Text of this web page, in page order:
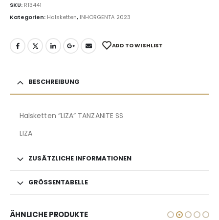
SKU: R13441
Kategorien: Halsketten, INHORGENTA 2023
ADD TO WISHLIST
BESCHREIBUNG
Halsketten “LIZA” TANZANITE SS
LIZA
ZUSÄTZLICHE INFORMATIONEN
GRÖSSENTABELLE
ÄHNLICHE PRODUKTE